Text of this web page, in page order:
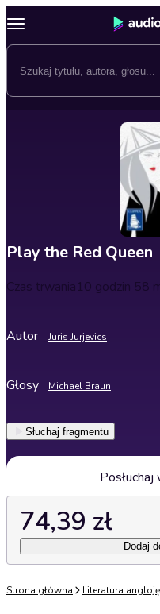
Play the Red Queen
Czas trwania10 godzin 58
Autor Juris Jurjevics
Głosy Michael Braun
Słuchaj fragmentu
Posłuchaj
74,39 zł
Dodaj
Strona główna Literatura